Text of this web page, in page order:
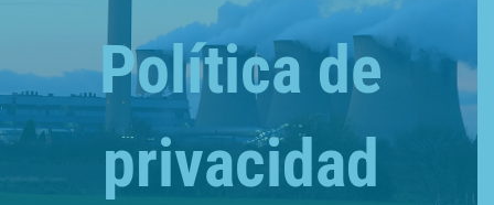
Política de
privacidad